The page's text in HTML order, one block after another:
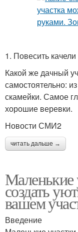
1. Повесить качели
Какой же дачный
самостоятельно:
скамейки. Самое
хорошие веревки.
Новости СМИ2
читать дальше →
Маленькие
создать
вашем
Введение